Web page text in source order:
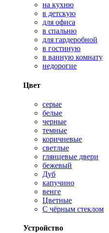
на кухню
в детскую
для офиса
в спальню
для гардеробной
в гостиную
в ванную комнату
недорогие
Цвет
серые
белые
черные
темные
коричневые
светлые
глянцевые двери
бежевый
Дуб
капучино
венге
Цветные
С чёрным стеклом
Устройство